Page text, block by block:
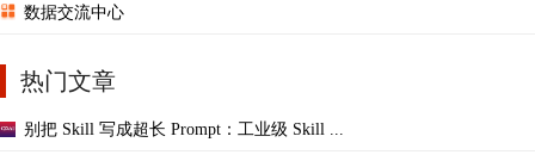
数据交流中心
热门文章
别把 Skill 写成超长 Prompt：工业级 Skill ...